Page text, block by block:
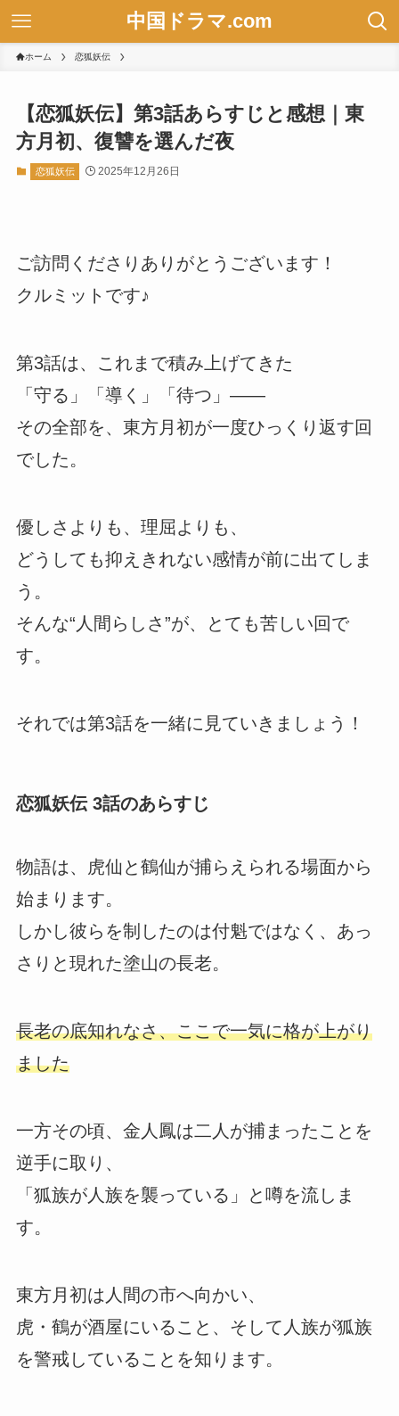
中国ドラマ.com
ホーム 恋狐妖伝
【恋狐妖伝】第3話あらすじと感想｜東
方月初、復讐を選んだ夜
恋狐妖伝 2025年12月26日
ご訪問くださりありがとうございます！
クルミットです♪
第3話は、これまで積み上げてきた
「守る」「導く」「待つ」――
その全部を、東方月初が一度ひっくり返す回
でした。
優しさよりも、理屈よりも、
どうしても抑えきれない感情が前に出てしま
う。
そんな“人間らしさ”が、とても苦しい回で
す。
それでは第3話を一緒に見ていきましょう！
恋狐妖伝 3話のあらすじ
物語は、虎仙と鶴仙が捕らえられる場面から
始まります。
しかし彼らを制したのは付魁ではなく、あっ
さりと現れた塗山の長老。
長老の底知れなさ、ここで一気に格が上がり
ました
一方その頃、金人鳳は二人が捕まったことを
逆手に取り、
「狐族が人族を襲っている」と噂を流しま
す。
東方月初は人間の市へ向かい、
虎・鶴が酒屋にいること、そして人族が狐族
を警戒していることを知ります。